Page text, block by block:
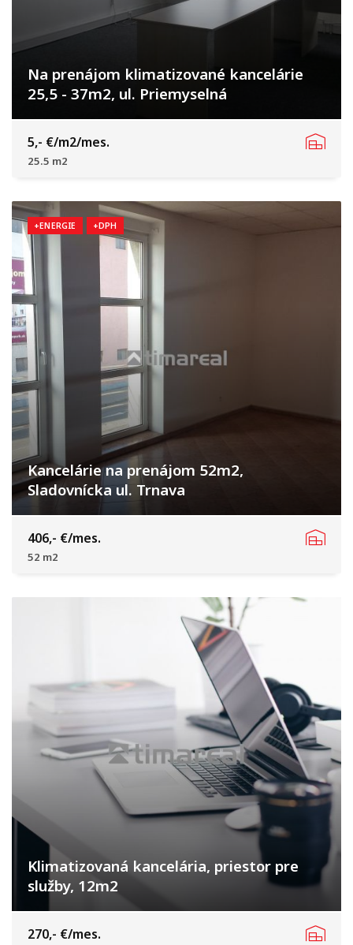
Na prenájom klimatizované kancelárie
25,5 - 37m2, ul. Priemyselná
Priemyselná, Trnava
5,- €/m2/mes.
25.5 m2
+ENERGIE +DPH
Kancelárie na prenájom 52m2,
Sladovnícka ul. Trnava
Sladovnícka, TRNAVA
406,- €/mes.
52 m2
Klimatizovaná kancelária, priestor pre
služby, 12m2
Hospodárska, Trnava
270,- €/mes.